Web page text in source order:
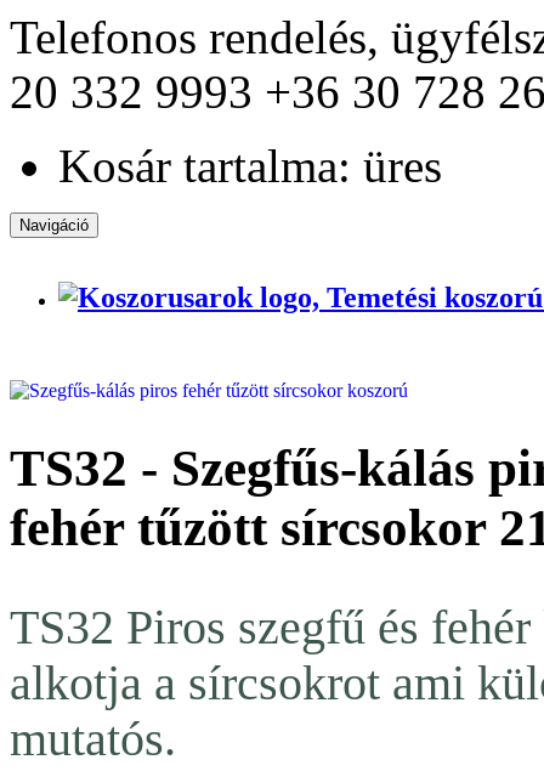
Telefonos rendelés,
20 332 9993 +36 30 728
Kosár tartalma: üres
Navigáció
TS32 - Szegfűs-kálás
fehér tűzött sírcsokor
TS32 Piros szegfű és
alkotja a sírcsokrot ami
mutatós.